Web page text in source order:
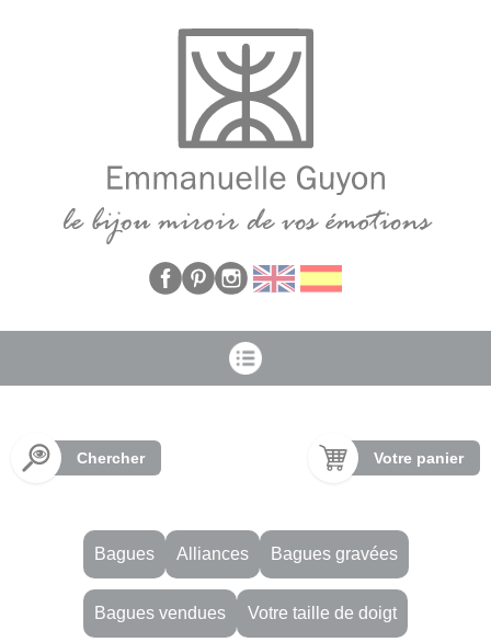
Chercher Votre panier
Bagues Alliances Bagues gravées
Bagues vendues Votre taille de doigt